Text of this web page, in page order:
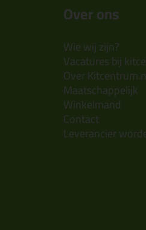
Over ons
Wie wij zijn?
Vacatures bij
Over
Maatschappelijk
Winkelmand
Contact
Leverancier